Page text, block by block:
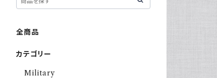
全商品
カテゴリー
Military